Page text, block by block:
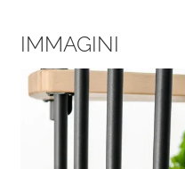
IMMAGINI